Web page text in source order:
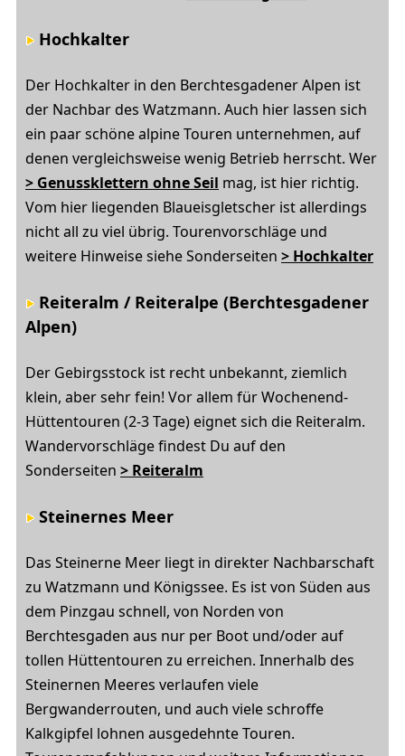
Hochkalter
Der Hochkalter in den Berchtesgadener Alpen ist
der Nachbar des Watzmann. Auch hier lassen sich
ein paar schöne alpine Touren unternehmen, auf
denen vergleichsweise wenig Betrieb herrscht. Wer
> Genussklettern ohne Seil mag, ist hier richtig.
Vom hier liegenden Blaueisgletscher ist allerdings
nicht all zu viel übrig. Tourenvorschläge und
weitere Hinweise siehe Sonderseiten > Hochkalter
Reiteralm / Reiteralpe (Berchtesgadener
Alpen)
Der Gebirgsstock ist recht unbekannt, ziemlich
klein, aber sehr fein! Vor allem für Wochenend-
Hüttentouren (2-3 Tage) eignet sich die Reiteralm.
Wandervorschläge findest Du auf den
Sonderseiten > Reiteralm
Steinernes Meer
Das Steinerne Meer liegt in direkter Nachbarschaft
zu Watzmann und Königssee. Es ist von Süden aus
dem Pinzgau schnell, von Norden von
Berchtesgaden aus nur per Boot und/oder auf
tollen Hüttentouren zu erreichen. Innerhalb des
Steinernen Meeres verlaufen viele
Bergwanderrouten, und auch viele schroffe
Kalkgipfel lohnen ausgedehnte Touren.